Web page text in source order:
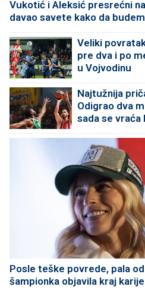
Vukotić i Aleksić presrećni
davao savete kako da
Veliki
pre dva i po
u Vojvodinu
Najtužnija
Odigrao dva
sada se vraća
Posle teške povrede, pala
šampionka objavila kraj